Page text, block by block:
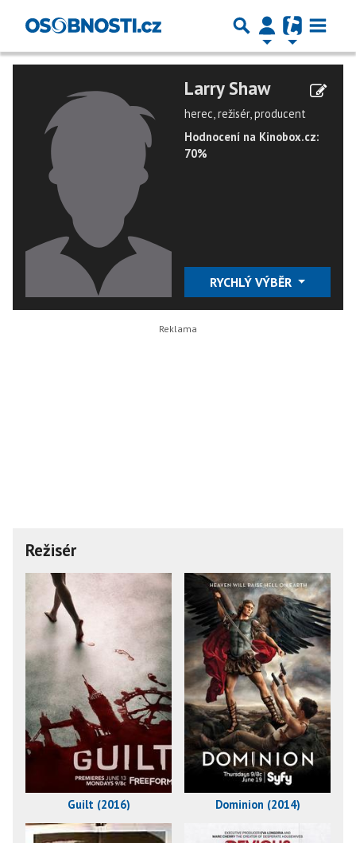
Larry Shaw
herec, režisér, producent
Hodnocení na Kinobox.cz:
70%
RYCHLÝ VÝBĚR
Režisér
Guilt (2016) Dominion (2014)